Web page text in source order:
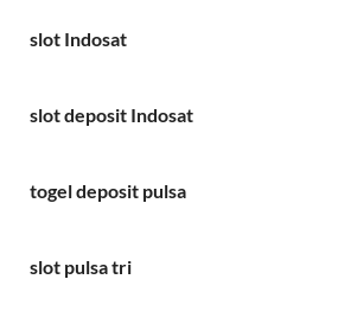
slot Indosat
slot deposit Indosat
togel deposit pulsa
slot pulsa tri